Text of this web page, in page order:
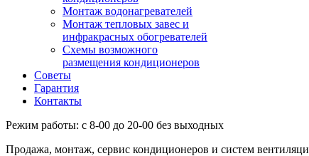
Монтаж водонагревателей
Монтаж тепловых завес и
инфракрасных обогревателей
Схемы возможного
размещения кондиционеров
Советы
Гарантия
Контакты
Режим работы: с 8-00 до 20-00 без выходных
Продажа, монтаж, сервис кондиционеров и систем